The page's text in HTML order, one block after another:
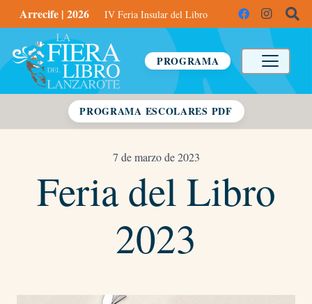
Arrecife | 2026 IV Feria Insular del Libro
PROGRAMA
PROGRAMA ESCOLARES PDF
7 de marzo de 2023
Feria del Libro
2023